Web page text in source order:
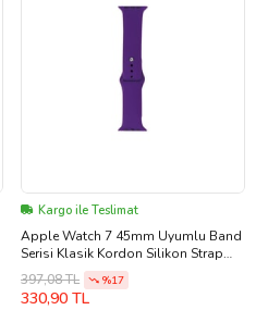
Kargo ile Teslimat
Apple Watch 7 45mm Uyumlu Band
Serisi Klasik Kordon Silikon Strap
Kayış (Koyu Mor)
397,08 TL %17
330,90 TL